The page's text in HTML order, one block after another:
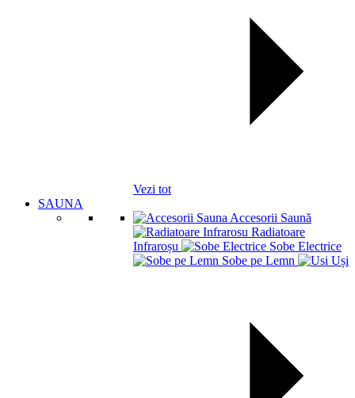
Vezi tot
SAUNA
Accesorii Saună
Radiatoare
Infraroșu
Sobe Electrice
Sobe pe Lemn
Uși